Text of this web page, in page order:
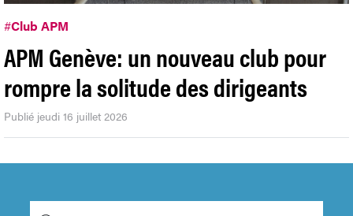
#Club APM
APM Genève: un nouveau club pour
rompre la solitude des dirigeants
Publié jeudi 16 juillet 2026